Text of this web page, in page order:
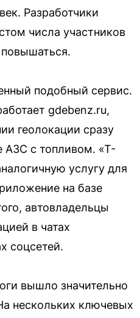
Разработчики
числа участников
подобный сервис.
gdebenz.ru,
геолокации сразу
АЗС с топливом. «Т-
услугу для
на базе
автовладельцы
в чатах
соцсетей.
вышло значительно
нескольких ключевых